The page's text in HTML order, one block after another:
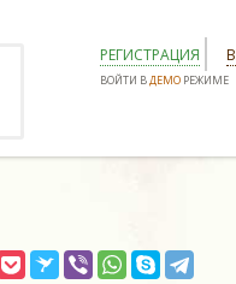
РЕГИСТРАЦИЯ
ВОЙТИ ВДЕМО РЕЖИМЕ